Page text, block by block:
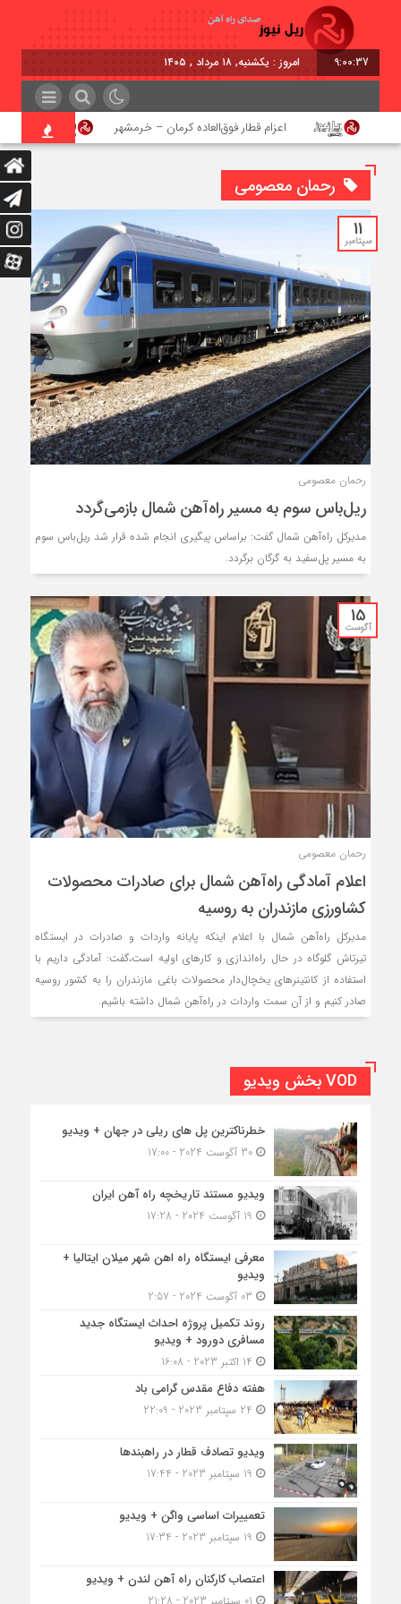
9:00:37 امروز : یکشنبه, ۱۸ مرداد , ۱۴۰۵
اعزام قطار فوق‌العاده کرمان – خرمشهر
رحمان معصومی
11
سپتامبر
رحمان معصومی
ریل‌باس سوم به مسیر راه‌آهن شمال بازمی‌گردد
مدیرکل راه‌آهن شمال گفت: براساس پیگیری انجام شده قرار شد ریل‌باس سوم
به مسیر پل‌سفید به گرگان برگردد.
15
آگوست
رحمان معصومی
اعلام آمادگی راه‌آهن شمال برای صادرات محصولات
کشاورزی مازندران به روسیه
مدیرکل راه‌آهن شمال با اعلام اینکه پایانه واردات و صادرات در ایستگاه
تیرتاش گلوگاه در حال راه‌اندازی و کارهای اولیه است،گفت: آمادگی داریم با
استفاده از کانتینرهای یخچال‌دار محصولات باغی مازندران را به کشور روسیه
صادر کنیم و از آن سمت واردات در راه‌آهن شمال داشته باشیم.
VOD بخش ویدیو
خطرناکترین پل های ریلی در جهان + ویدیو
30 آگوست 2024 - 17:00
ویدیو مستند تاریخچه راه آهن ایران
معرفی ایستگاه راه اهن شهر میلان ایتالیا +
ویدیو
روند تکمیل پروژه احداث ایستگاه جدید
مسافری دورود + ویدیو
هفته دفاع مقدس گرامی باد
ویدیو تصادف قطار در راهبندها
تعمییرات اساسی واگن + ویدیو
اعتصاب کارکنان راه آهن لندن + ویدیو